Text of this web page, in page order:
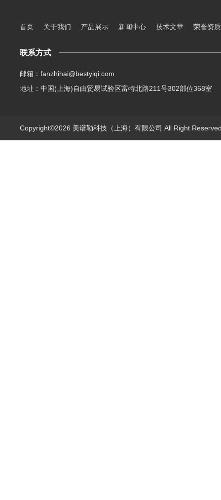
首页 关于我们 产品展示 新闻中心 技术文章 荣誉资质
联系方式
邮箱：fanzhihai@bestyiqi.com
地址：中国(上海)自由贸易试验区富特北路211号302部位368室
Copyright©2026 美谱勒科技（上海）有限公司 All Right